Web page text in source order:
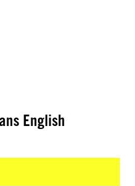
English